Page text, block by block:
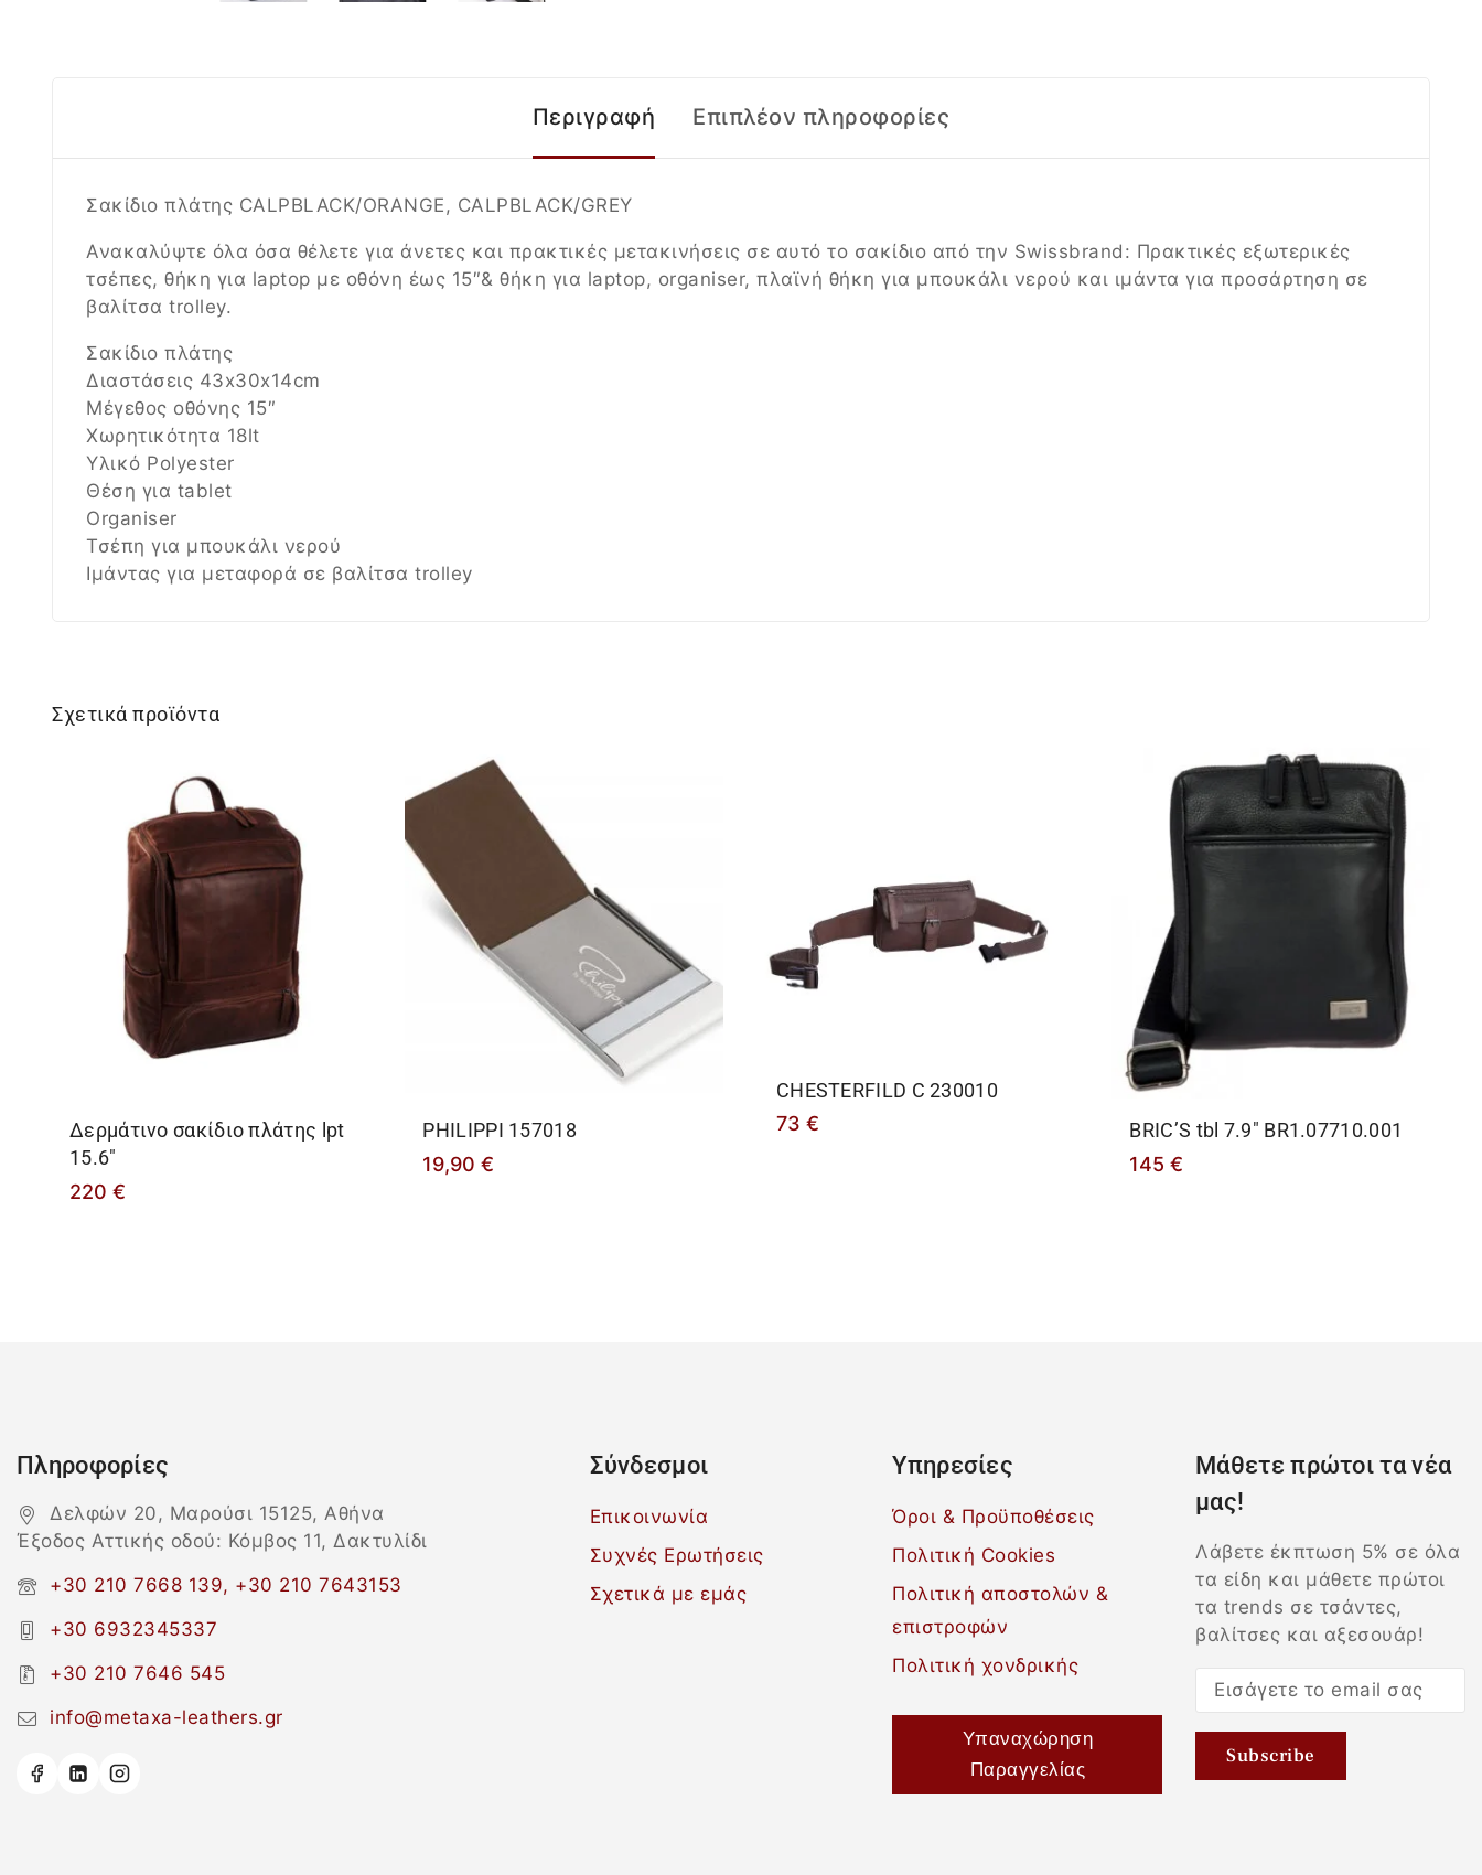
Περιγραφή Επιπλέον πληροφορίες
Σακίδιο πλάτης CALPBLACK/ORANGE, CALPBLACK/GREY
Ανακαλύψτε όλα όσα θέλετε για άνετες και πρακτικές μετακινήσεις σε αυτό το σακίδιο από την Swissbrand: Πρακτικές εξωτερικές
τσέπες, θήκη για laptop με οθόνη έως 15″& θήκη για laptop, organiser, πλαϊνή θήκη για μπουκάλι νερού και ιμάντα για προσάρτηση σε
βαλίτσα trolley.
Σακίδιο πλάτης
Διαστάσεις 43x30x14cm
Μέγεθος οθόνης 15″
Χωρητικότητα 18lt
Υλικό Polyester
Θέση για tablet
Organiser
Τσέπη για μπουκάλι νερού
Ιμάντας για μεταφορά σε βαλίτσα trolley
Σχετικά προϊόντα
Δερμάτινο σακίδιο πλάτης lpt
15.6″
220 €
PHILIPPΙ 157018
19,90€
CHESTERFILD C 230010
73 €
BRIC’S tbl 7.9″ BR1.07710.001
145€
Πληροφορίες
Δελφών 20, Μαρούσι 15125, Αθήνα
Έξοδος Αττικής οδού: Κόμβος 11, Δακτυλίδι
+30 210 7668 139, +30 210 7643153
+30 6932345337
+30 210 7646 545
info@metaxa-leathers.gr
Σύνδεσμοι
Επικοινωνία
Συχνές Ερωτήσεις
Σχετικά με εμάς
Υπηρεσίες
Όροι & Προϋποθέσεις
Πολιτική Cookies
Πολιτική αποστολών &
επιστροφών
Πολιτική χονδρικής
Υπαναχώρηση
Παραγγελίας
Μάθετε πρώτοι τα νέα
μας!
Λάβετε έκπτωση 5% σε όλα
τα είδη και μάθετε πρώτοι
τα trends σε τσάντες,
βαλίτσες και αξεσουάρ!